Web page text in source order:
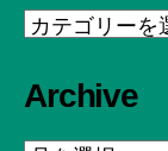
Category
Archive